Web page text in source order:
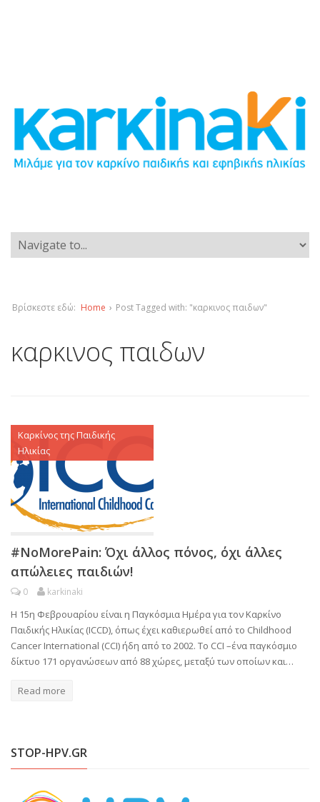
Βρίσκεστε εδώ: Home › Post Tagged with: "καρκινος παιδων"
καρκινος παιδων
Καρκίνος της Παιδικής
Ηλικίας
#NoMorePain: Όχι άλλος πόνος, όχι άλλες
απώλειες παιδιών!
0 karkinaki
Η 15η Φεβρουαρίου είναι η Παγκόσμια Ημέρα για τον Καρκίνο
Παιδικής Ηλικίας (ICCD), όπως έχει καθιερωθεί από τo Childhood
Cancer International (CCI) ήδη από το 2002. Το CCI –ένα παγκόσμιο
δίκτυο 171 οργανώσεων από 88 χώρες, μεταξύ των οποίων και…
Read more
STOP-HPV.GR